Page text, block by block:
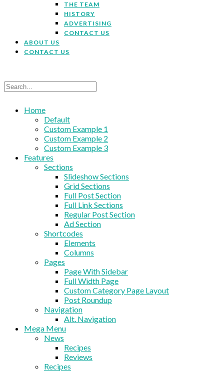
THE TEAM
HISTORY
ADVERTISING
CONTACT US
ABOUT US
CONTACT US
Home
Default
Custom Example 1
Custom Example 2
Custom Example 3
Features
Sections
Slideshow Sections
Grid Sections
Full Post Section
Full Link Sections
Regular Post Section
Ad Section
Shortcodes
Elements
Columns
Pages
Page With Sidebar
Full Width Page
Custom Category Page Layout
Post Roundup
Navigation
Alt. Navigation
Mega Menu
News
Recipes
Reviews
Recipes